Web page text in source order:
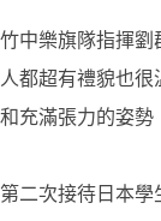
竹中樂旗隊指揮劉
人都超有禮貌也
和充滿張力的姿勢
第二次接待日本